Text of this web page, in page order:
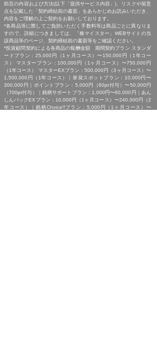
助言の内容および方法(以下「提供サービス内容」)、リスクや留意
点を記載した「契約締結前の書面」をあらかじめお読みいただき、
内容をご理解の上ご契約をお願いしております。
*各商品等に際してご負担いただく手数料等は商品ごとに異なりま
すので、詳細につきましては、「株マイスター」WEBサイトの当
該商品等のページ、契約締結前の書面等をご確認ください。
*投資顧問契約による各商品の報酬金額 期間契約プラン スタンダ
ードプラン：25,000円（1ヶ月コース）〜150,000円（1年コー
ス） マスタープラン：100,000円（1ヶ月コース）〜750,000円
（1年コース） マスターEXプラン：500,000円（3ヶ月コース）〜
1,500,000円（1年コース）｜単発スポットプラン：10,000円〜
300,000円｜ポイントプラン：5,000円（60pt付与）〜50,000円
（700pt付与）｜銘柄サポートプラン：1,000円〜60,000円｜あん
しんパックEXプラン：10,000円（1ヶ月コース）〜240,000円（2
年コース）｜銘柄Choice!!プラン：5,000円（1ヶ月コース）〜